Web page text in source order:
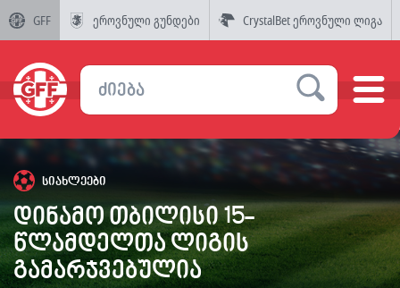
GFF ეროვნული გუნდები CrystalBet ეროვნული ლიგა
სიახლეები
დინამო თბილისი 15-
წლამდელთა ლიგის
გამარჯვებულია